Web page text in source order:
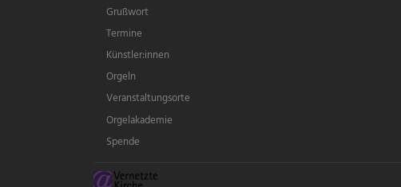
Grußwort
Termine
Künstler:innen
Orgeln
Veranstaltungsorte
Orgelakademie
Spende